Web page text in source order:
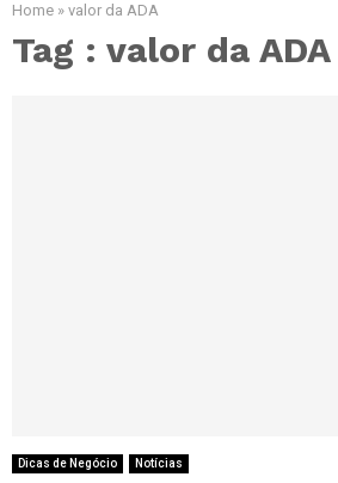
Home » valor da ADA
Tag : valor da ADA
Dicas de Negócio Notícias